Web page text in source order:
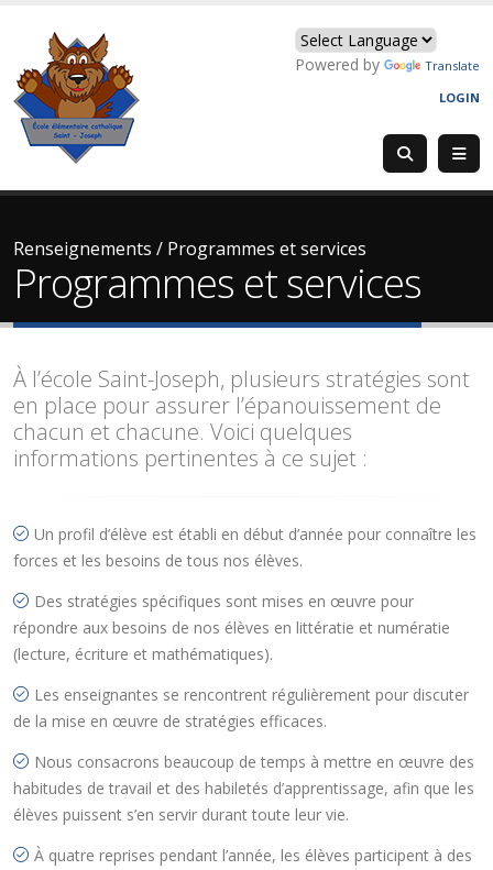
Powered by
Translate
LOGIN
Renseignements / Programmes et services
Programmes et services
À l’école Saint-Joseph, plusieurs stratégies sont
en place pour assurer l’épanouissement de
chacun et chacune. Voici quelques
informations pertinentes à ce sujet :
Un profil d’élève est établi en début d’année pour connaître les
forces et les besoins de tous nos élèves.
Des stratégies spécifiques sont mises en œuvre pour
répondre aux besoins de nos élèves en littératie et numératie
(lecture, écriture et mathématiques).
Les enseignantes se rencontrent régulièrement pour discuter
de la mise en œuvre de stratégies efficaces.
Nous consacrons beaucoup de temps à mettre en œuvre des
habitudes de travail et des habiletés d’apprentissage, afin que les
élèves puissent s’en servir durant toute leur vie.
À quatre reprises pendant l’année, les élèves participent à des